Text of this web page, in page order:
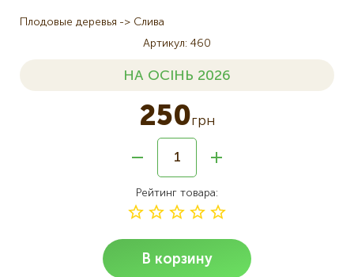
Плодовые деревья
Слива
Артикул 460
НА ОСІНЬ 2026
250грн
Рейтинг товара
В корзину